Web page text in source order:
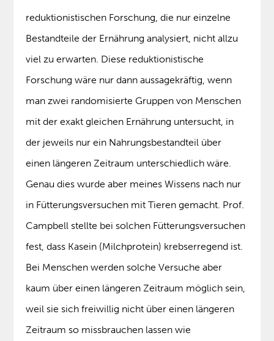
reduktionistischen Forschung, die nur einzelne
Bestandteile der Ernährung analysiert, nicht allzu
viel zu erwarten. Diese reduktionistische
Forschung wäre nur dann aussagekräftig, wenn
man zwei randomisierte Gruppen von Menschen
mit der exakt gleichen Ernährung untersucht, in
der jeweils nur ein Nahrungsbestandteil über
einen längeren Zeitraum unterschiedlich wäre.
Genau dies wurde aber meines Wissens nach nur
in Fütterungsversuchen mit Tieren gemacht. Prof.
Campbell stellte bei solchen Fütterungsversuchen
fest, dass Kasein (Milchprotein) krebserregend ist.
Bei Menschen werden solche Versuche aber
kaum über einen längeren Zeitraum möglich sein,
weil sie sich freiwillig nicht über einen längeren
Zeitraum so missbrauchen lassen wie